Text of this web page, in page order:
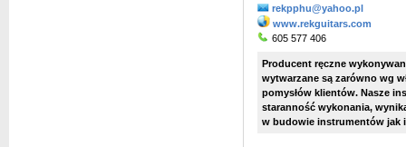
rekpphu@yahoo.pl
www.rekguitars.com
605 577 406
Producent ręczne
wytwarzane są zarówno wg
pomysłów klientów. Nasze
staranność wykonania,
w budowie instrumentów jak